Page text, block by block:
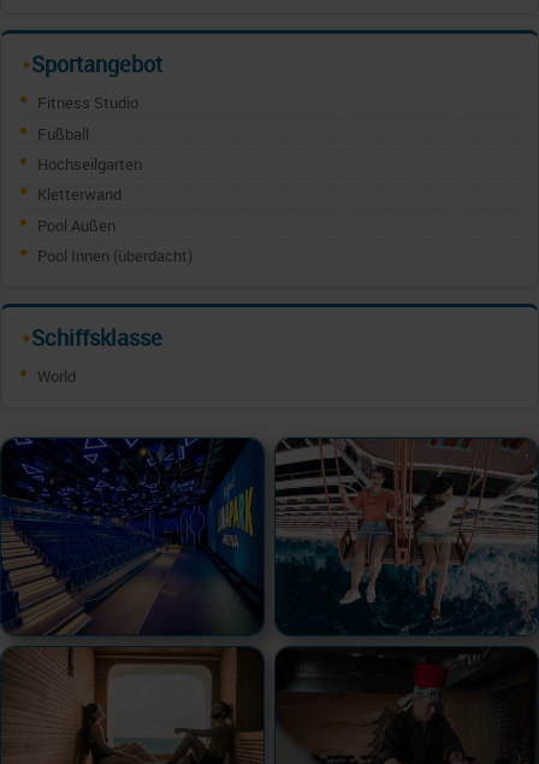
✦Sportangebot
Fitness Studio
Fußball
Hochseilgarten
Kletterwand
Pool Außen
Pool Innen (überdacht)
✦Schiffsklasse
World